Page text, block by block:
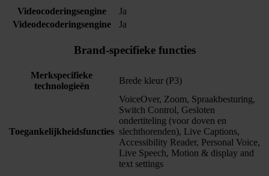
Videocoderingsengine
Ja
Videodecoderingsengine
Ja
Brand-specifieke functies
Merkspecifieke
technologieën
Brede kleur (P3)
Toegankelijkheidsfuncties
VoiceOver, Zoom, Spraakbesturing,
Switch Control, Gesloten
ondertiteling (voor doven en
slechthorenden), Live Captions,
Accessibility Reader, Personal Voice,
Live Speech, Motion & display and
text settings